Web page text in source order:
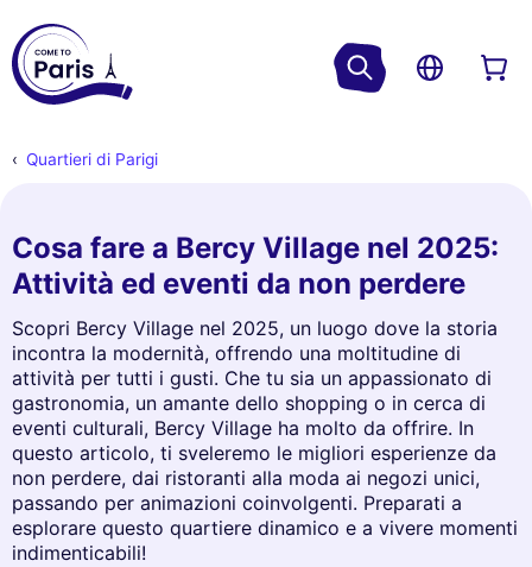
Quartieri di Parigi
Cosa fare a Bercy Village nel 2025:
Attività ed eventi da non perdere
Scopri Bercy Village nel 2025, un luogo dove la storia
incontra la modernità, offrendo una moltitudine di
attività per tutti i gusti. Che tu sia un appassionato di
gastronomia, un amante dello shopping o in cerca di
eventi culturali, Bercy Village ha molto da offrire. In
questo articolo, ti sveleremo le migliori esperienze da
non perdere, dai ristoranti alla moda ai negozi unici,
passando per animazioni coinvolgenti. Preparati a
esplorare questo quartiere dinamico e a vivere momenti
indimenticabili!